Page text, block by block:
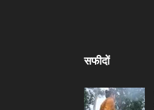
सफीदों